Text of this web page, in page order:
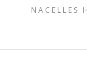
NACELLES